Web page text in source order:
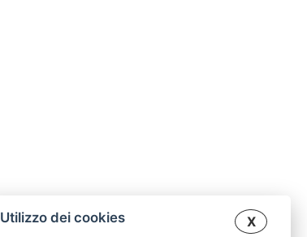
Utilizzo dei cookies X